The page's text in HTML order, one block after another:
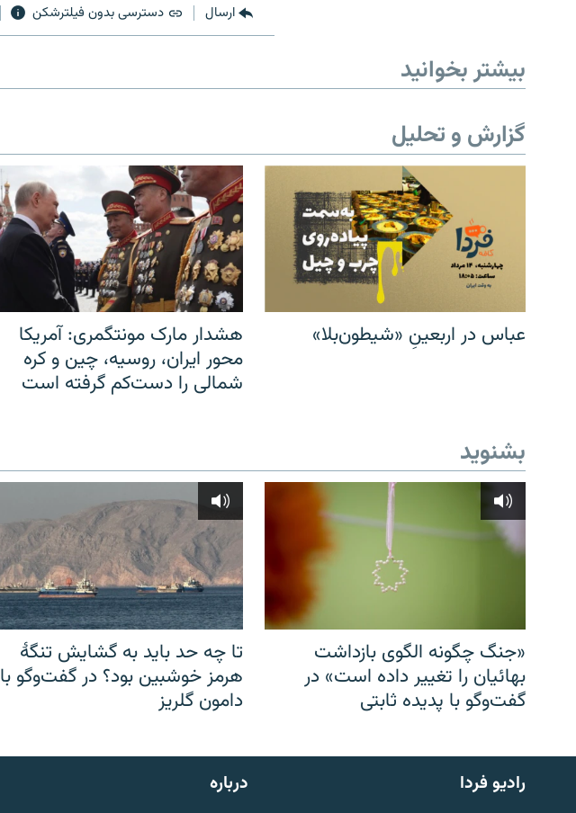
English
ارسال دسترسی بدون فیلترشکن
بیشتر بخوانید
گزارش و تحلیل
عباس در اربعینِ «شیطون‌بلا»
هشدار مارک مونتگمری: آمریکا
محور ایران، روسیه، چین و کره
شمالی را دست‌کم گرفته است
بشنوید
«جنگ چگونه الگوی بازداشت
بهائیان را تغییر داده است» در
گفت‌وگو با پدیده ثابتی
تا چه حد باید به گشایش تنگهٔ
هرمز خوشبین بود؟ در گفت‌وگو با
دامون گلریز
رادیو فردا درباره